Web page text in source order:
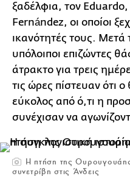
ξαδέλφια, τον
Fernández, οι οποίοι
ικανότητές τους. Μετά
υπόλοιποι επιζώντες
άτρακτο για τρεις
τις ώρες πίστευαν ότι
εύκολος από ό,τι η
συνέχισαν να
Η πτήση της
συνετρίβη στις Άνδεις